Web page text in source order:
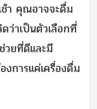
า คุณอาจจะดื่ม
ว่าเป็นตัวเลือกที่
วยที่ดีและมี
การแค่เครื่องดื่ม